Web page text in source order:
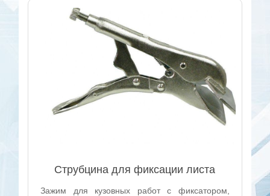
Струбцина для фиксации листа
Зажим для кузовных работ с фиксатором,